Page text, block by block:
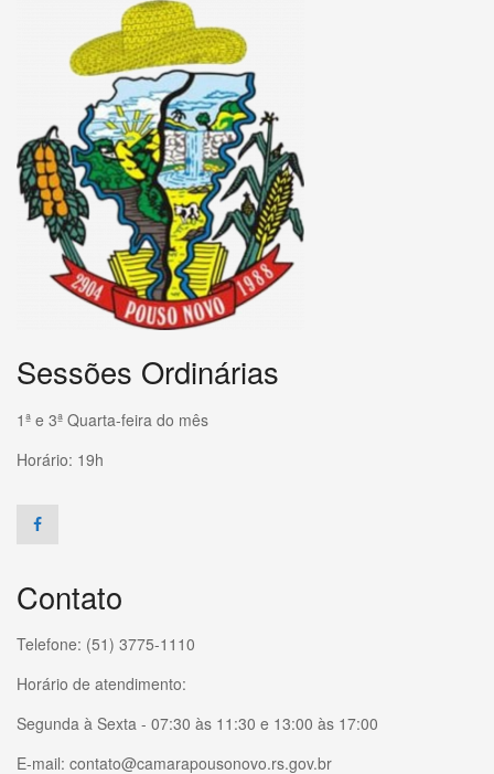
Sessões Ordinárias
1ª e 3ª Quarta-feira do mês
Horário: 19h
Contato
Telefone: (51) 3775-1110
Horário de atendimento:
Segunda à Sexta - 07:30 às 11:30 e 13:00 às 17:00
E-mail: contato@camarapousonovo.rs.gov.br